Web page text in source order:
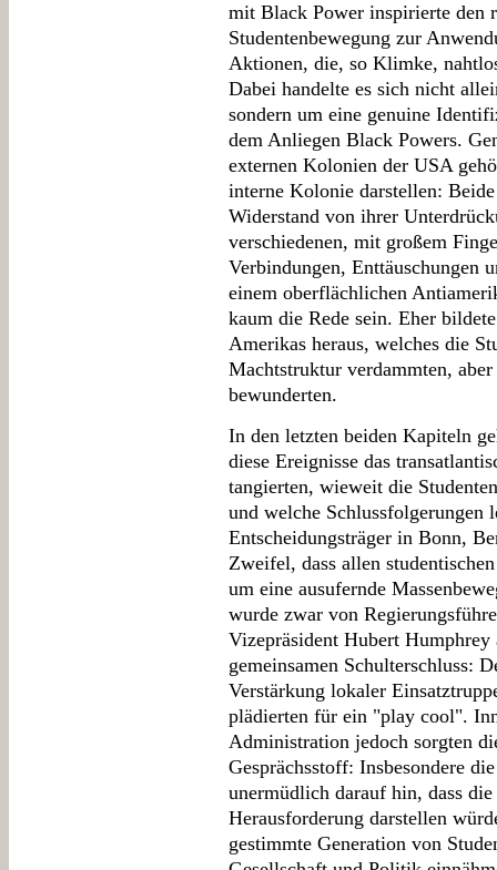
mit Black Power inspirierte den
Studentenbewegung zur
Aktionen, die, so Klimke,
Dabei handelte es sich nicht
sondern um eine genuine
dem Anliegen Black Powers.
externen Kolonien der USA
interne Kolonie darstellen:
Widerstand von ihrer
verschiedenen, mit großem
Verbindungen, Enttäuschungen
einem oberflächlichen
kaum die Rede sein. Eher
Amerikas heraus, welches die
Machtstruktur verdammten,
bewunderten.
In den letzten beiden Kapiteln
diese Ereignisse das
tangierten, wieweit die
und welche Schlussfolgerungen
Entscheidungsträger in Bonn,
Zweifel, dass allen
um eine ausufernde
wurde zwar von
Vizepräsident Hubert Humphrey
gemeinsamen Schulterschluss:
Verstärkung lokaler
plädierten für ein "play cool".
Administration jedoch sorgten
Gesprächsstoff: Insbesondere
unermüdlich darauf hin, dass
Herausforderung darstellen
gestimmte Generation von